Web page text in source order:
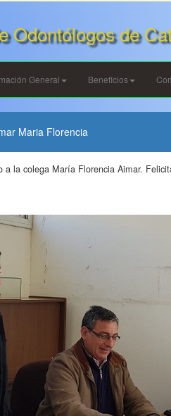
Odontólogos de
General Beneficios
Maria Florencia
la colega María Florencia Aimar.